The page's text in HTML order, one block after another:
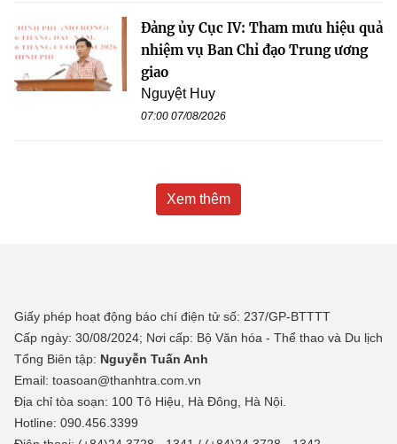
Đảng ủy Cục IV: Tham mưu hiệu quả
nhiệm vụ Ban Chỉ đạo Trung ương
giao
Nguyệt Huy
07:00 07/08/2026
Xem thêm
Giấy phép hoạt động báo chí điện tử số: 237/GP-BTTTT
Cấp ngày: 30/08/2024; Nơi cấp: Bộ Văn hóa - Thể thao và Du lịch
Tổng Biên tập: Nguyễn Tuấn Anh
Email: toasoan@thanhtra.com.vn
Địa chỉ tòa soạn: 100 Tô Hiệu, Hà Đông, Hà Nội.
Hotline: 090.456.3399